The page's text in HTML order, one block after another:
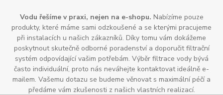
Vodu řešíme v praxi, nejen na e-shopu. Nabízíme pouze
produkty, které máme sami odzkoušené a se kterými pracujeme
při instalacích u našich zákazníků. Díky tomu vám dokážeme
poskytnout skutečně odborné poradenství a doporučit filtrační
systém odpovídající vašim potřebám. Výběr filtrace vody bývá
často individuální, proto nás neváhejte kontaktovat ideálně e-
mailem. Vašemu dotazu se budeme věnovat s maximální péčí a
předáme vám zkušenosti z našich vlastních realizací.